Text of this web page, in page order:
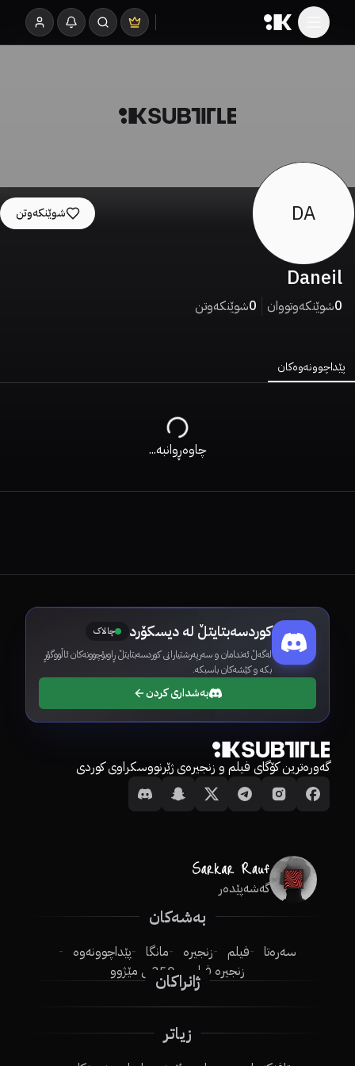
DA
Daneil
0شوێنکەوتووان 0شوێنکەوتن
شوێنکەوتن
پێداچوونەوەکان
چاوەڕوانبە...
کوردسەبتایتڵ لە دیسکۆرد چالاک
لەگەڵ ئەندامان و سەرپەرشتیارانی کوردسەبتایتڵ ڕاوبۆچوونەکان ئاڵووگۆڕ
بکە و کێشەکان باسبکە.
بەشداری کردن
گەورەترین کۆگای فیلم و زنجیرەی ژێرنووسکراوی کوردی
گەشەپێدەر
بەشەکان
سەرەتا فیلم زنجیرە مانگا
پێداچوونەوە
زنجیرە فیلم
250ـی مێژوو
ژانراکان
زیاتر